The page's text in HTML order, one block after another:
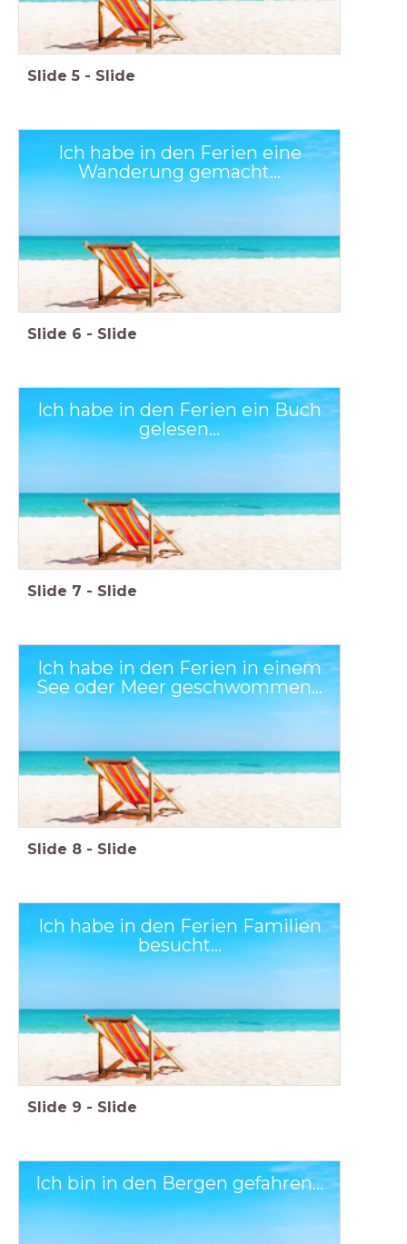
Slide 5 - Slide
Ich habe in den Ferien eine
Wanderung gemacht...
Slide 6 - Slide
Ich habe in den Ferien ein Buch
gelesen...
Slide 7 - Slide
Ich habe in den Ferien in einem
See oder Meer geschwommen...
Slide 8 - Slide
Ich habe in den Ferien Familien
besucht...
Slide 9 - Slide
Ich bin in den Bergen gefahren...